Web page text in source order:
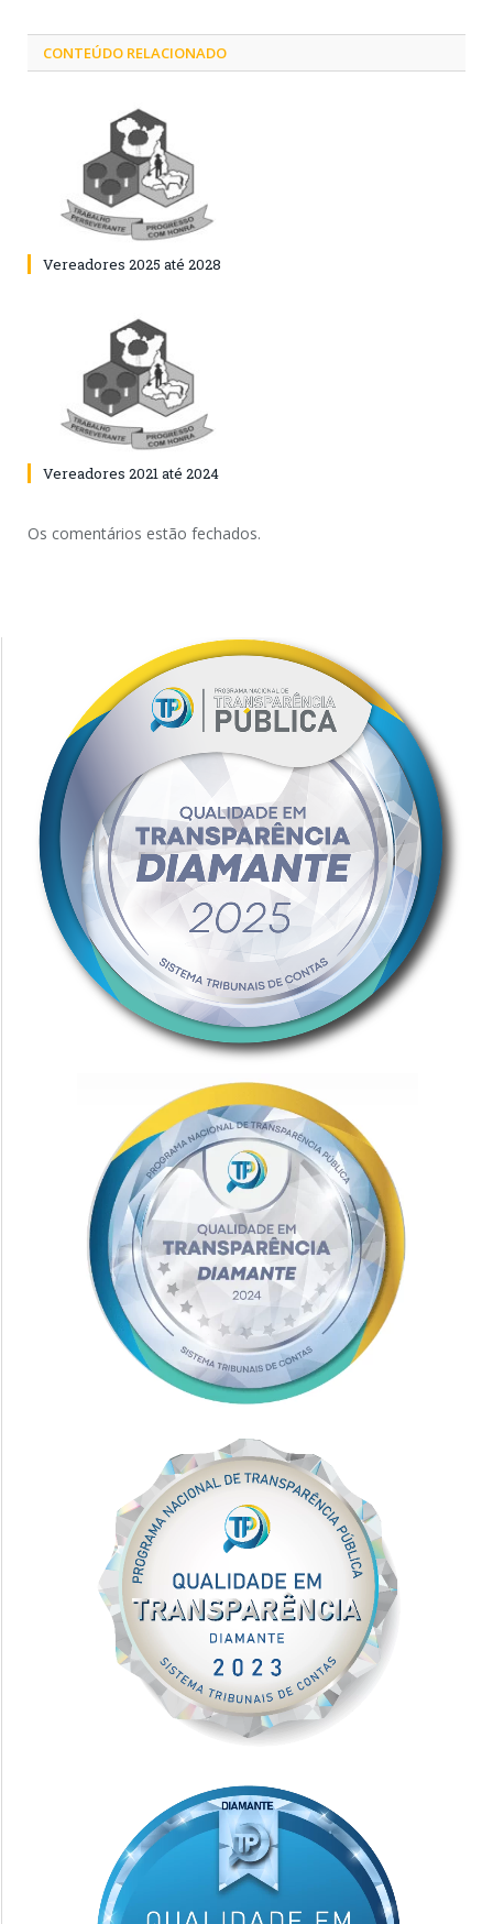
CONTEÚDO RELACIONADO
Vereadores 2025 até 2028
Vereadores 2021 até 2024
Os comentários estão fechados.